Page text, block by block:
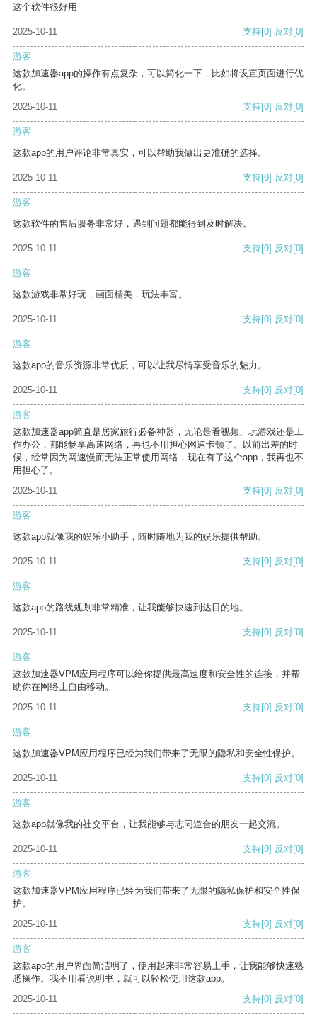
这个软件很好用
2025-10-11 支持[0] 反对[0]
游客
这款加速器app的操作有点复杂，可以简化一下，比如将设置页面进行优
化。
2025-10-11
支持[0] 反对[0]
游客
这款app的用户评论非常真实，可以帮助我做出更准确的选择。
2025-10-11 支持[0] 反对[0]
游客
这款软件的售后服务非常好，遇到问题都能得到及时解决。
2025-10-11 支持[0] 反对[0]
游客
这款游戏非常好玩，画面精美，玩法丰富。
2025-10-11 支持[0] 反对[0]
游客
这款app的音乐资源非常优质，可以让我尽情享受音乐的魅力。
2025-10-11 支持[0] 反对[0]
游客
这款加速器app简直是居家旅行必备神器，无论是看视频、玩游戏还是工
作办公，都能畅享高速网络，再也不用担心网速卡顿了。以前出差的时
候，经常因为网速慢而无法正常使用网络，现在有了这个app，我再也不
用担心了。
2025-10-11
支持[0] 反对[0]
游客
这款app就像我的娱乐小助手，随时随地为我的娱乐提供帮助。
2025-10-11 支持[0] 反对[0]
游客
这款app的路线规划非常精准，让我能够快速到达目的地。
2025-10-11 支持[0] 反对[0]
游客
这款加速器VPM应用程序可以给你提供最高速度和安全性的连接，并帮
助你在网络上自由移动。
2025-10-11
支持[0] 反对[0]
游客
这款加速器VPM应用程序已经为我们带来了无限的隐私和安全性保护。
2025-10-11 支持[0] 反对[0]
游客
这款app就像我的社交平台，让我能够与志同道合的朋友一起交流。
2025-10-11 支持[0] 反对[0]
游客
这款加速器VPM应用程序已经为我们带来了无限的隐私保护和安全性保
护。
2025-10-11
支持[0] 反对[0]
游客
这款app的用户界面简洁明了，使用起来非常容易上手，让我能够快速熟
悉操作。我不用看说明书，就可以轻松使用这款app。
2025-10-11
支持[0] 反对[0]